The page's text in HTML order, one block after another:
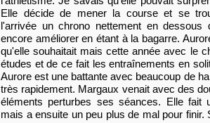
Elle décide de mener la course et se
l'arrivée un chrono nettement en dessous
encore améliorer en étant à la bagarre.
qu'elle souhaitait mais cette année avec le
études et de ce fait les entraînements en
Aurore est une battante avec beaucoup de
très rapidement. Margaux venait avec des
éléments perturbes sesséances. Elle fait
mais aensuite un peu plus de mal pour